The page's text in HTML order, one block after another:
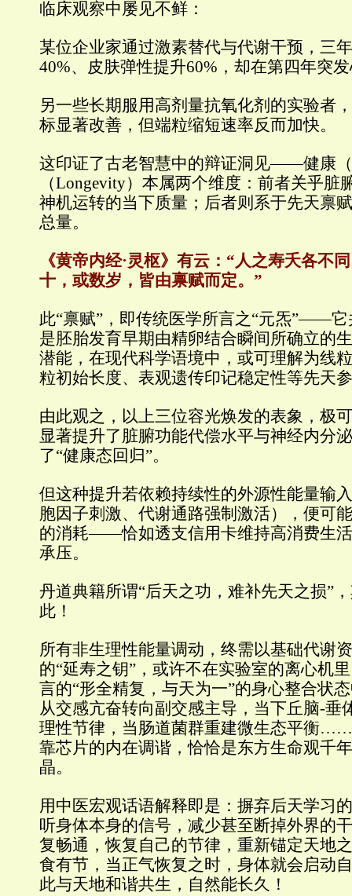
临床观察中屡见不鲜：
某位企业家通过激素替代与代谢干预，三
40%、皮肤弹性提升60%，却在第四年突
另一些长期服用高剂量抗氧化剂的实验者
标显著改善，但端粒缩短速率反而加快。
这印证了古老智慧中的辩证洞见——健康（
（Longevity）本属两个维度：前者关乎脏
神机运转的当下质量；后者则系于先天禀
总量。
《黄帝内经·灵枢》有云：“人之寿夭各不
十，或数岁，皆由禀赋而定。”
此“禀赋”，即传统医学所言之“元炁”——
是胚胎发育早期由精卵结合瞬间所确立的
潜能，在现代科学语境中，或可理解为线
粒初始长度、表观遗传印记稳定性等先天
由此观之，以上三位容光焕发的表象，极
显著提升了脏腑功能代偿水平与神经内分
了“健康态回归”。
但这种提升若依赖持续性的外源性能量输
胞因子刺激、代谢通路强制激活），便可
的消耗——恰如透支信用卡维持高消费生
承压。
丹道典籍所谓“后天之功，难补先天之损”
此！
所有非生理性能量调动，终需以基础代谢
的“延寿之钥”，或许不在实验室的离心机
言的“形全精复，与天为一”的身心整合状
从交感亢奋转向副交感主导，当下丘脑-垂
理性节律，当肠道菌群重建微生态平衡
靠芯片的内在调谐，恰恰是东方生命观千
晶。
用中医宏观话语解释即是：摒弃后天学习
听身体本身的信号，减少甚至断掉外界的
复畅通，恢复自己的节律，重新锚定天地
食有节，当正气恢复之时，身体就会启动
此与天地和谐共生，自然能长久！